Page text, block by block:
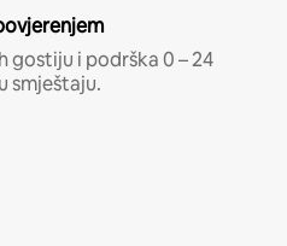
gostiju i podrška 0 – 24
smještaju.